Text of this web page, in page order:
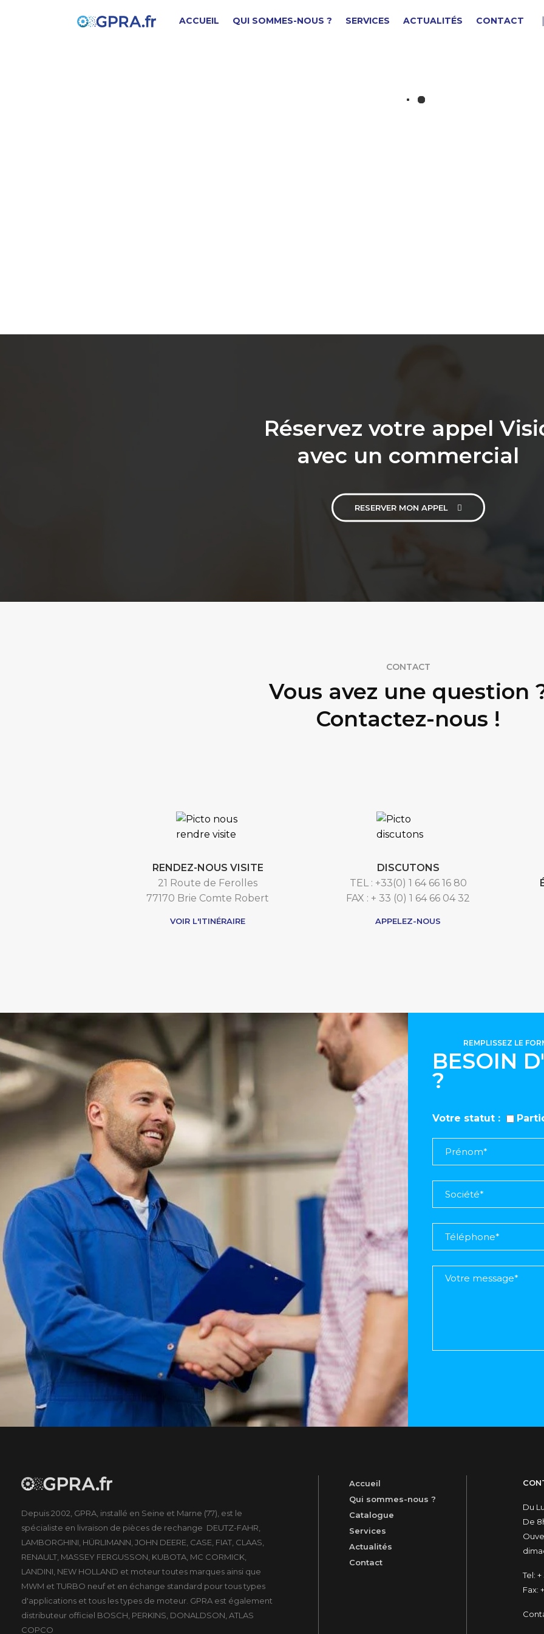
ACCUEIL QUI SOMMES-NOUS ? SERVICES ACTUALITÉS CONTACT
Réservez votre appel
avec un commercial
RESERVER MON APPEL
CONTACT
Vous avez une question
Contactez-nous !
RENDEZ-NOUS VISITE
21 Route de Ferolles
77170 Brie Comte Robert
VOIR L'ITINÉRAIRE
DISCUTONS
TEL : +33(0) 1 64 66 16 80
FAX : + 33 (0) 1 64 66 04 32
APPELEZ-NOUS
BESOIN
?
REMPLISSEZ LE
Votre statut
Depuis 2002, GPRA, installé en Seine et Marne (77), est le
spécialiste en livraison de pièces de rechange DEUTZ-FAHR,
LAMBORGHINI, HÜRLIMANN, JOHN DEERE, CASE, FIAT, CLAAS,
RENAULT, MASSEY FERGUSSON, KUBOTA, MC CORMICK,
LANDINI, NEW HOLLAND et moteur toutes marques ainsi que
MWM et TURBO neuf et en échange standard pour tous types
d'applications et tous les types de moteur. GPRA est également
distributeur officiel BOSCH, PERKINS, DONALDSON, ATLAS
COPCO
Accueil
Qui sommes-nous ?
Catalogue
Services
Actualités
Contact
Du
De
Tel: +
Fax: